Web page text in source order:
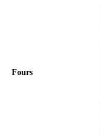
Fours